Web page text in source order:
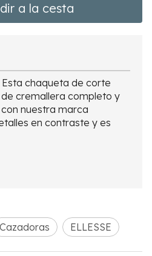
a la cesta
Esta chaqueta de corte
cremallera completo y
nuestra marca
en contraste y es
Cazadoras ELLESSE